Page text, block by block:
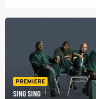
PREMIERE
SING SING